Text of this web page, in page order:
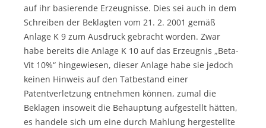
auf ihr basierende Erzeugnisse. Dies sei auch in dem
Schreiben der Beklagten vom 21. 2. 2001 gemäß
Anlage K 9 zum Ausdruck gebracht worden. Zwar
habe bereits die Anlage K 10 auf das Erzeugnis „Beta-
Vit 10%“ hingewiesen, dieser Anlage habe sie jedoch
keinen Hinweis auf den Tatbestand einer
Patentverletzung entnehmen können, zumal die
Beklagen insoweit die Behauptung aufgestellt hätten,
es handele sich um eine durch Mahlung hergestellte